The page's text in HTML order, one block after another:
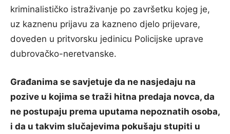
kriminalističko istraživanje po završetku kojeg je,
uz kaznenu prijavu za kazneno djelo prijevare,
doveden u pritvorsku jedinicu Policijske uprave
dubrovačko-neretvanske.
Građanima se savjetuje da ne nasjedaju na
pozive u kojima se traži hitna predaja novca, da
ne postupaju prema uputama nepoznatih osoba,
i da u takvim slučajevima pokušaju stupiti u